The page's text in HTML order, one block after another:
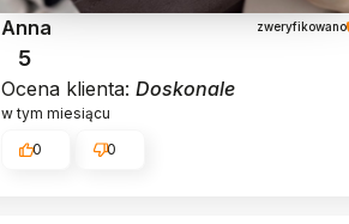
Anna zweryfikowano
5
Ocena klienta: Doskonale
w tym miesiącu
0 0